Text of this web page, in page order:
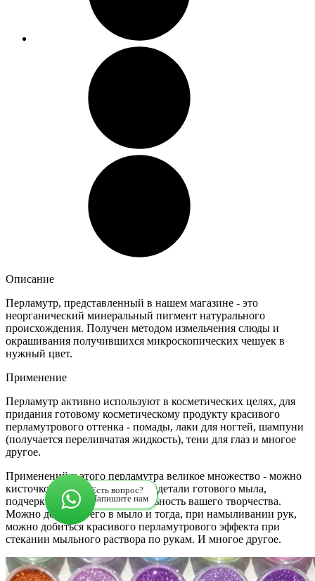
Описание
Перламутр, представленный в нашем магазине - это
неорганический минеральный пигмент натурального
происхождения. Получен методом измельчения слюды и
окрашивания получившихся микроскопических чешуек в
нужный цвет.
Применение
Перламутр активно используют в косметических целях, для
придания готовому косметическому продукту красивого
перламутрового оттенка - помады, лаки для ногтей, шампуни
(получается переливчатая жидкость), тени для глаз и многое
другое.
Применений у этого перламутра великое множество - можно
кисточкой окрасить отдельные детали готового мыла,
подчеркнув тем самым уникальность вашего творчества.
Можно добавить его в мыло и тогда, при намыливании рук,
можно добиться красивого перламутрового эффекта при
стекании мыльного раствора по рукам. И многое другое.
Есть вопрос?
Напишите нам